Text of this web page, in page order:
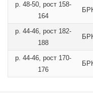
р. 48-50, рост 158-
164
р. 44-46, рост 182-
188
р. 44-46, рост 170-
176